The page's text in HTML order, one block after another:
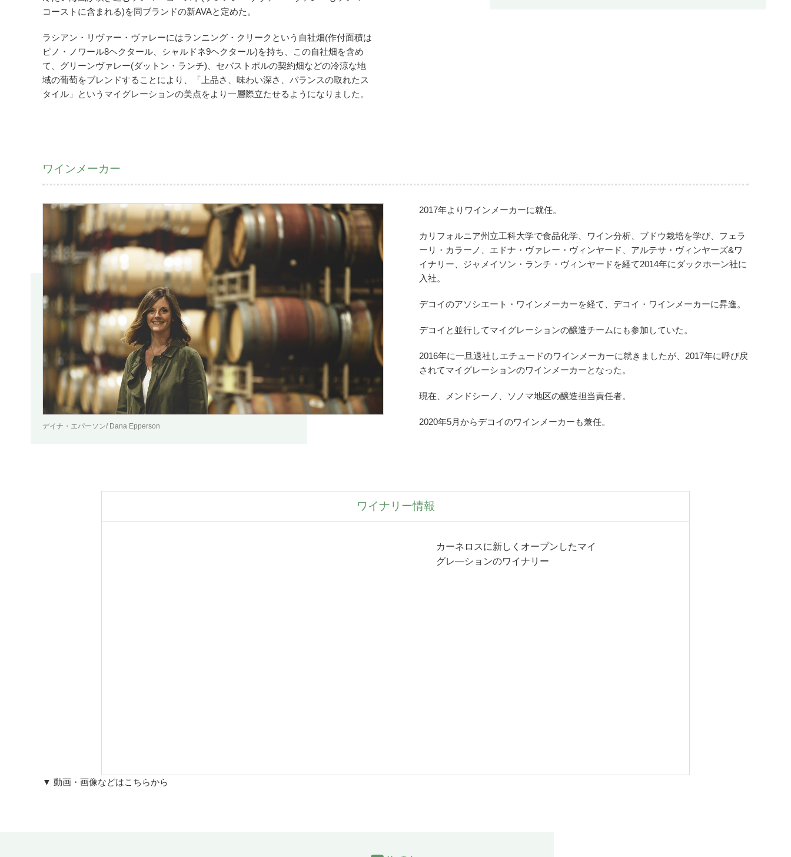
コーストに含まれる)を同ブランドの新AVAと定めた。
ラシアン・リヴァー・ヴァレーにはランニング・クリークという自社畑(作付面積は
ピノ・ノワール8ヘクタール、シャルドネ9ヘクタール)を持ち、この自社畑を含め
て、グリーンヴァレー(ダットン・ランチ)、セバストポルの契約畑などの冷涼な地
域の葡萄をブレンドすることにより、「上品さ、味わい深さ、バランスの取れたス
タイル」というマイグレーションの美点をより一層際立たせるようになりました。
ワインメーカー
2017年よりワインメーカーに就任。
カリフォルニア州立工科大学で食品化学、ワイン分析、ブドウ栽培を学び、フェラ
ーリ・カラーノ、エドナ・ヴァレー・ヴィンヤード、アルテサ・ヴィンヤーズ&ワ
イナリー、ジャメイソン・ランチ・ヴィンヤードを経て2014年にダックホーン社に
入社。
デコイのアソシエート・ワインメーカーを経て、デコイ・ワインメーカーに昇進。
デコイと並行してマイグレーションの醸造チームにも参加していた。
2016年に一旦退社しエチュードのワインメーカーに就きましたが、2017年に呼び戻
されてマイグレーションのワインメーカーとなった。
現在、メンドシーノ、ソノマ地区の醸造担当責任者。
2020年5月からデコイのワインメーカーも兼任。
デイナ・エパーソン/ Dana Epperson
ワイナリー情報
カーネロスに新しくオープンしたマイ
グレ―ションのワイナリー
▼ 動画・画像などはこちらから